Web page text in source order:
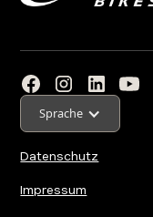
Sprache
Datenschutz
Impressum